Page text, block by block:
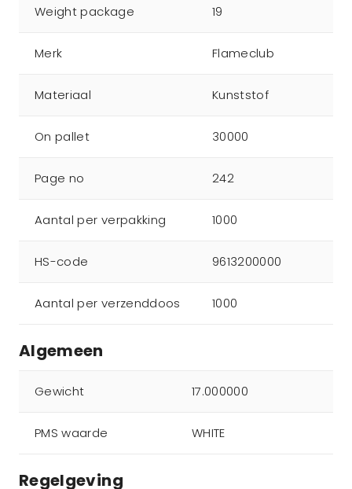
Weight package 19
Merk Flameclub
Materiaal Kunststof
On pallet 30000
Page no 242
Aantal per verpakking 1000
HS-code 9613200000
Aantal per verzenddoos 1000
Algemeen
Gewicht 17.000000
PMS waarde WHITE
Regelgeving